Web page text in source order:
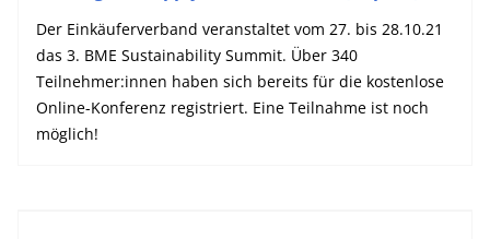
Der Einkäuferverband veranstaltet vom 27. bis 28.10.21
das 3. BME Sustainability Summit. Über 340
Teilnehmer:innen haben sich bereits für die kostenlose
Online-Konferenz registriert. Eine Teilnahme ist noch
möglich!